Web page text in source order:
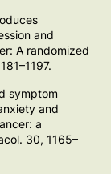
and
A randomized
symptom
and
a
30, 1165–